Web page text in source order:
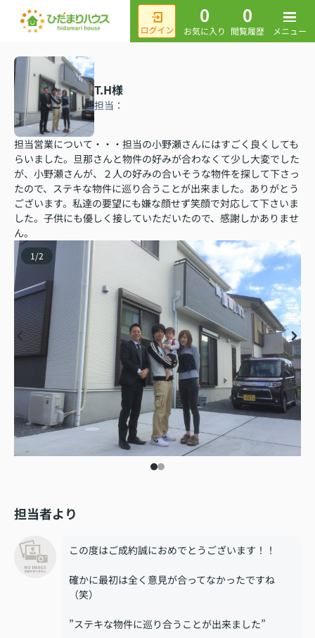
0
お気に入り
0
閲覧履歴 メニュー
T.H様
担当：
担当営業について・・・担当の小野瀬さんにはすごく良くしても
らいました。旦那さんと物件の好みが合わなくて少し大変でした
が、小野瀬さんが、２人の好みの合いそうな物件を探して下さっ
たので、ステキな物件に巡り合うことが出来ました。ありがとう
ございます。私達の要望にも嫌な顔せず笑顔で対応して下さいま
した。子供にも優しく接していただいたので、感謝しかありませ
ん。
1/2
担当者より
この度はご成約誠におめでとうございます！！
確かに最初は全く意見が合ってなかったですね
（笑）
”ステキな物件に巡り合うことが出来ました”